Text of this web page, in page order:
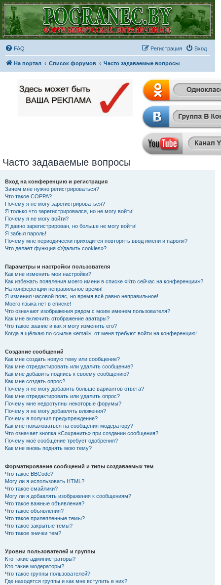
FAQ Вход
Регистрация
На портал Список форумов Часто задаваемые вопросы
Часто задаваемые вопросы
Вход на конференцию и регистрация
Зачем мне нужно регистрироваться?
Что такое COPPA?
Почему я не могу зарегистрироваться?
Я только что зарегистрировался, но не могу войти!
Почему я не могу войти?
Я давно зарегистрирован, но больше не могу войти!
Я забыл пароль!
Почему мне периодически приходится повторять ввод имени и пароля?
Что делает функция «Удалить cookies»?
Параметры и настройки пользователя
Как мне изменить мои настройки?
Как избежать появления моего имени в списке «Кто сейчас на конференции»?
На конференции неправильное время!
Я изменил часовой пояс, но время всё равно неправильное!
Моего языка нет в списке!
Что означают изображения рядом с моим именем пользователя?
Как мне включить отображение аватары?
Что такое звание и как я могу изменить его?
Когда я щёлкаю по ссылке «email», от меня требуют войти на конференцию!
Создание сообщений
Как мне создать новую тему или сообщение?
Как мне отредактировать или удалить сообщение?
Как мне добавить подпись к своему сообщению?
Как мне создать опрос?
Почему я не могу добавить больше вариантов ответа?
Как мне отредактировать или удалить опрос?
Почему мне недоступны некоторые форумы?
Почему я не могу добавлять вложения?
Почему я получил предупреждение?
Как мне пожаловаться на сообщения модератору?
Что означает кнопка «Сохранить» при создании сообщения?
Почему моё сообщение требует одобрения?
Как мне вновь поднять мою тему?
Форматирование сообщений и типы создаваемых тем
Что такое BBCode?
Могу ли я использовать HTML?
Что такое смайлики?
Могу ли я добавлять изображения к сообщениям?
Что такое важные объявления?
Что такое объявления?
Что такое прилепленные темы?
Что такое закрытые темы?
Что такое значки тем?
Уровни пользователей и группы
Кто такие администраторы?
Кто такие модераторы?
Что такое группы пользователей?
Где находятся группы и как мне вступить в них?